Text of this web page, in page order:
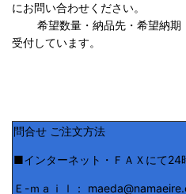
にお問い合わせください。
希望数量・納品先・希望納期
受付しています。
問合せ ご注文方法
■インターネット・ＦＡＸにて24
Ｅ-ｍａｉｌ：